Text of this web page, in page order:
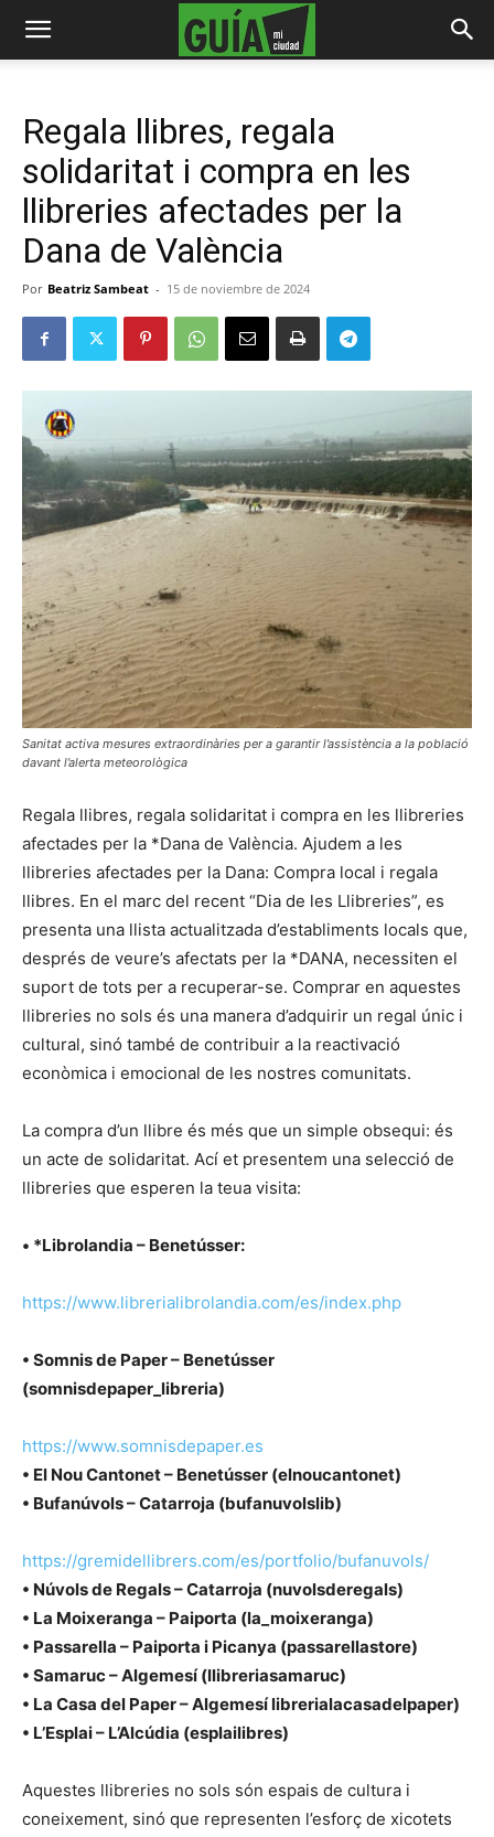
Regala llibres, regala
solidaritat i compra en les
llibreries afectades per la
Dana de València
Por Beatriz Sambeat - 15 de noviembre de 2024
Sanitat activa mesures extraordinàries per a garantir l’assistència a la població
davant l’alerta meteorològica
Regala llibres, regala solidaritat i compra en les llibreries
afectades per la *Dana de València. Ajudem a les
llibreries afectades per la Dana: Compra local i regala
llibres. En el marc del recent “Dia de les Llibreries”, es
presenta una llista actualitzada d’establiments locals que,
després de veure’s afectats per la *DANA, necessiten el
suport de tots per a recuperar-se. Comprar en aquestes
llibreries no sols és una manera d’adquirir un regal únic i
cultural, sinó també de contribuir a la reactivació
econòmica i emocional de les nostres comunitats.
La compra d’un llibre és més que un simple obsequi: és
un acte de solidaritat. Ací et presentem una selecció de
llibreries que esperen la teua visita:
• *Librolandia – Benetússer:
https://www.librerialibrolandia.com/es/index.php
• Somnis de Paper – Benetússer
(somnisdepaper_libreria)
https://www.somnisdepaper.es
• El Nou Cantonet – Benetússer (elnoucantonet)
• Bufanúvols – Catarroja (bufanuvolslib)
https://gremidellibrers.com/es/portfolio/bufanuvols/
• Núvols de Regals – Catarroja (nuvolsderegals)
• La Moixeranga – Paiporta (la_moixeranga)
• Passarella – Paiporta i Picanya (passarellastore)
• Samaruc – Algemesí (llibreriasamaruc)
• La Casa del Paper – Algemesí librerialacasadelpaper)
• L’Esplai – L’Alcúdia (esplailibres)
Aquestes llibreries no sols són espais de cultura i
coneixement, sinó que representen l’esforç de xicotets